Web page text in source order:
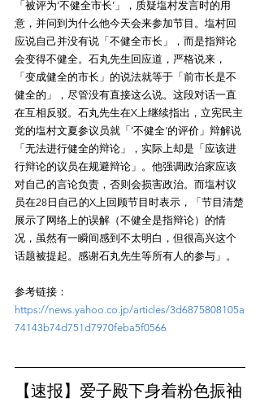
「被评为‘不健全市长’」，质疑塩村发言时的用
意，并问到为什么他今天会来参加节目。塩村回
应说自己并没有说「不健全市长」，而是指辩论
会变得不健全。石丸先生回应道，严格说来，
「变成健全的市长」的说法就等于「前市长是不
健全的」，尽管没有直接这么说。这段对话一直
在互相反驳。石丸先生在X上继续指出，立宪民主
党的塩村文夏参议员就「‘不健全’的评价」辩解说
「无法进行健全的辩论」，实际上却是「应该进
行辩论的议员在规避辩论」。他强调政治家应该
对自己的言论负责，否则会损害政治。而塩村议
员在28日自己的X上回顾节目时表示，「节目清楚
展示了网络上的误解（不健全是指辩论）的情
况，虽然有一瞬间感到不太明白，但很高兴这个
参考链接：
https://news.yahoo.co.jp/articles/3d6875808105a
74143b74d751d7970feba5f0566
【速报】爱子殿下身着粉色振袖